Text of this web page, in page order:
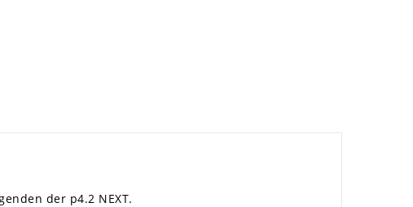
der p4.2 NEXT.